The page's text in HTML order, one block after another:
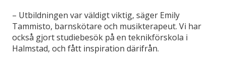
– Utbildningen var väldigt viktig, säger Emily
Tammisto, barnskötare och musikterapeut. Vi har
också gjort studiebesök på en teknikförskola i
Halmstad, och fått inspiration därifrån.